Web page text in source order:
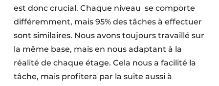
est donc crucial. Chaque niveau se comporte
différemment, mais 95% des tâches à effectuer
sont similaires. Nous avons toujours travaillé sur
la même base, mais en nous adaptant à la
réalité de chaque étage. Cela nous a facilité la
tâche, mais profitera par la suite aussi à